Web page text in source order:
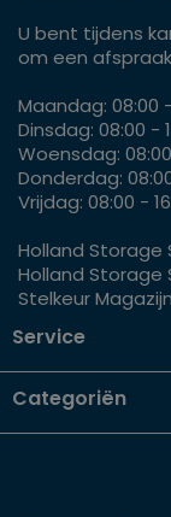
U bent tijdens
om een
Maandag: 08:00
Dinsdag: 08:00 -
Woensdag:
Donderdag:
Vrijdag: 08:00 -
Holland Storage
Holland Storage
Stelkeur
Service
Categoriën